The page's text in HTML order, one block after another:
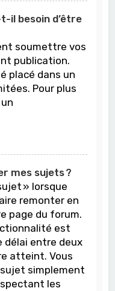
il besoin d’être
soumettre vos
publication.
placé dans un
Pour plus
mes sujets ?
» lorsque
remonter en
page du forum.
est
délai entre deux
atteint. Vous
simplement
les